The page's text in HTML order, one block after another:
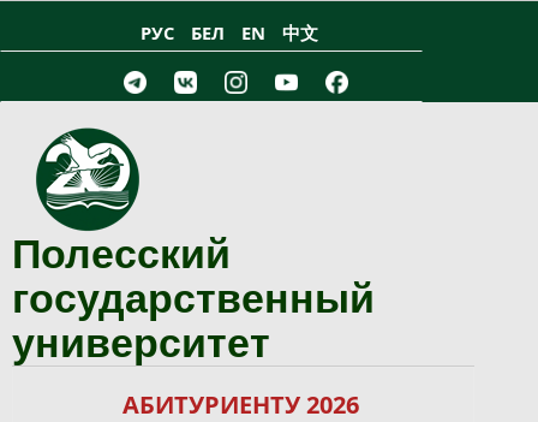
РУС БЕЛ EN 中文
Полесский
государственный
университет
АБИТУРИЕНТУ 2026